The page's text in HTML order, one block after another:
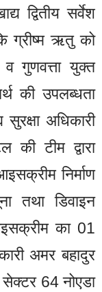
द्वितीय सर्वेश
ग्रीष्म ऋतु को
गुणवत्ता युक्त
की उपलब्धता
अधिकारी
टीम द्वारा
निर्माण
तथा डिवाइन
का 01
अमर बहादुर
सेक्टर 64 नोएडा